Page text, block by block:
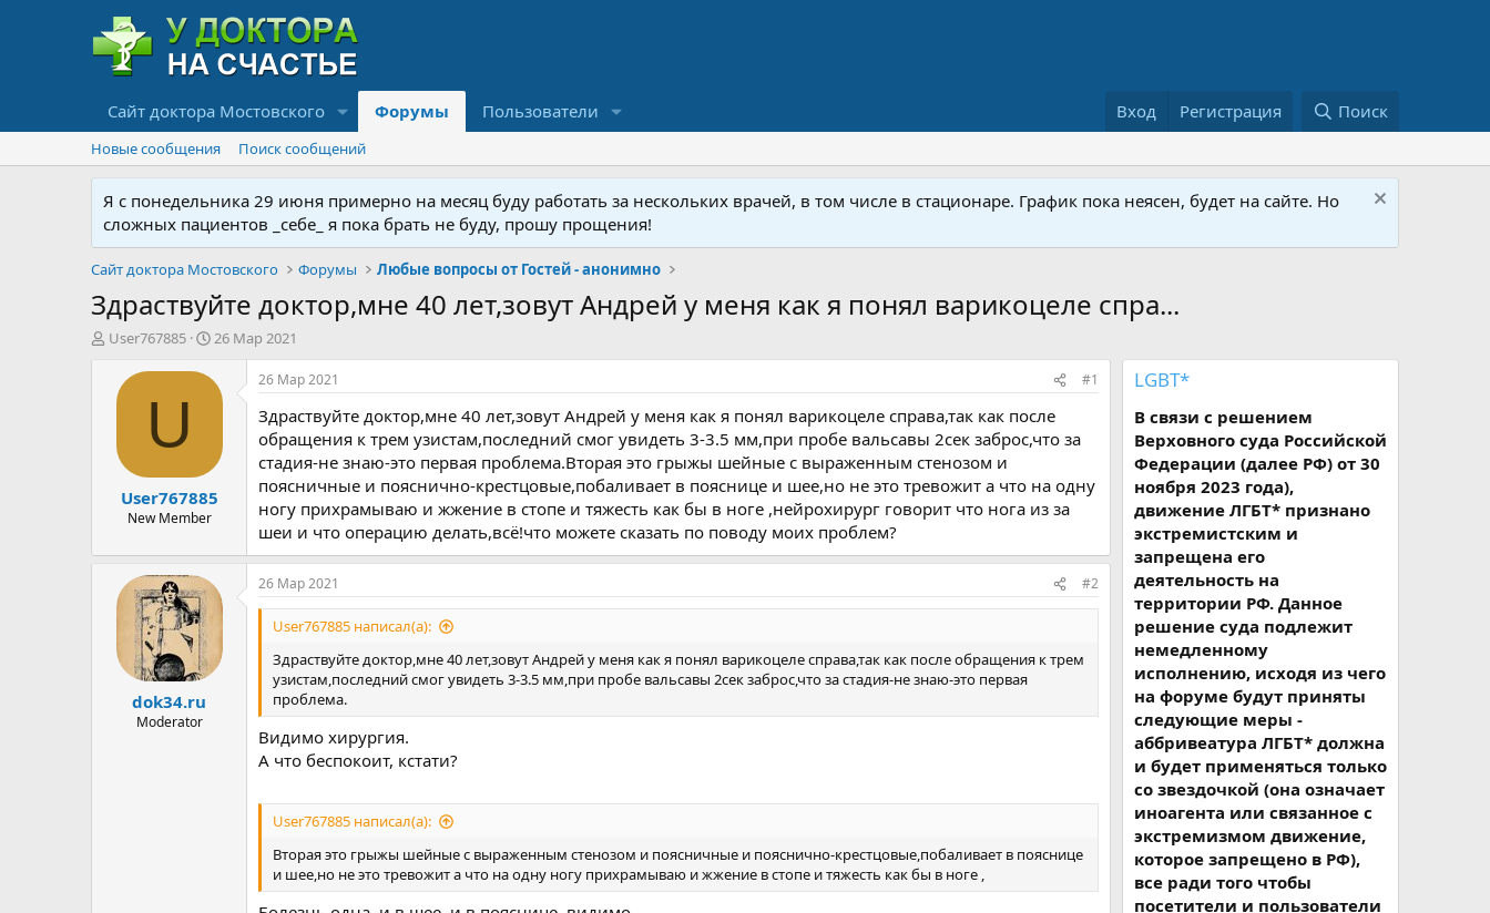
Сайт доктора Мостовского Форумы Пользователи Вход Регистрация Поиск
Новые сообщения Поиск сообщений
Я с понедельника 29 июня примерно на месяц буду работать за нескольких врачей, в том числе в стационаре. График пока неясен, будет на сайте. Но
сложных пациентов _себе_ я пока брать не буду, прошу прощения!
Сайт доктора Мостовского Форумы Любые вопросы от Гостей - анонимно
Здраствуйте доктор,мне 40 лет,зовут Андрей у меня как я понял варикоцеле спра...
А
User767885
Д
т
а
ч
л
26 Мар 2021
U
User767885
New Member
26 Мар 2021 #1
Здраствуйте доктор,мне 40 лет,зовут Андрей у меня как я понял варикоцеле справа,так как после
обращения к трем узистам,последний смог увидеть 3-3.5 мм,при пробе вальсавы 2сек заброс,что за
стадия-не знаю-это первая проблема.Вторая это грыжы шейные с выраженным стенозом и
поясничные и пояснично-крестцовые,побаливает в пояснице и шее,но не это тревожит а что на одну
ногу прихрамываю и жжение в стопе и тяжесть как бы в ноге ,нейрохирург говорит что нога из за
шеи и что операцию делать,всё!что можете сказать по поводу моих проблем?
dok34.ru
Moderator
26 Мар 2021 #2
User767885 написал(а):
Здраствуйте доктор,мне 40 лет,зовут Андрей у меня как я понял варикоцеле справа,так как после обращения к трем
узистам,последний смог увидеть 3-3.5 мм,при пробе вальсавы 2сек заброс,что за стадия-не знаю-это первая
проблема.
Видимо хирургия.
А что беспокоит, кстати?
User767885 написал(а):
Вторая это грыжы шейные с выраженным стенозом и поясничные и пояснично-крестцовые,побаливает в пояснице
и шее,но не это тревожит а что на одну ногу прихрамываю и жжение в стопе и тяжесть как бы в ноге ,
LGBT*
В связи с решением
Верховного суда Российской
Федерации (далее РФ) от 30
ноября 2023 года),
движение ЛГБТ* признано
экстремистским и
запрещена его
деятельность на
территории РФ. Данное
решение суда подлежит
немедленному
исполнению, исходя из чего
на форуме будут приняты
следующие меры -
аббривеатура ЛГБТ* должна
и будет применяться только
со звездочкой (она означает
иноагента или связанное с
экстремизмом движение,
которое запрещено в РФ),
все ради того чтобы
посетители и пользователи